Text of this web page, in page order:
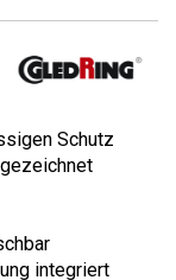
Schutz
integriert